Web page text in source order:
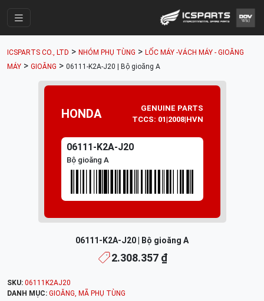
Cửa Hàng
Parts Catalogue
Mã Phụ Tùng
Tài khoản
ICSPARTS CO., LTD > NHÓM PHỤ TÙNG > LỐC MÁY -VÁCH MÁY - GIOĂNG
MÁY > GIOĂNG > 06111-K2A-J20 | Bộ gioăng A
HONDA
GENUINE PARTS
TCCS: 01|2008|HVN
06111-K2A-J20
Bộ gioăng A
06111-K2A-J20 | Bộ gioăng A
2.308.357 ₫
SKU: 06111K2AJ20
DANH MỤC: GIOĂNG, MÃ PHỤ TÙNG